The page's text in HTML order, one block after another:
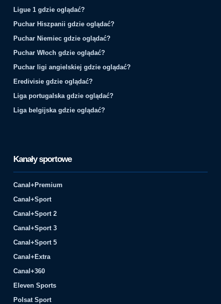
Ligue 1 gdzie oglądać?
Puchar Hiszpanii gdzie oglądać?
Puchar Niemiec gdzie oglądać?
Puchar Włoch gdzie oglądać?
Puchar ligi angielskiej gdzie oglądać?
Eredivisie gdzie oglądać?
Liga portugalska gdzie oglądać?
Liga belgijska gdzie oglądać?
Kanały sportowe
Canal+Premium
Canal+Sport
Canal+Sport 2
Canal+Sport 3
Canal+Sport 5
Canal+Extra
Canal+360
Eleven Sports
Polsat Sport